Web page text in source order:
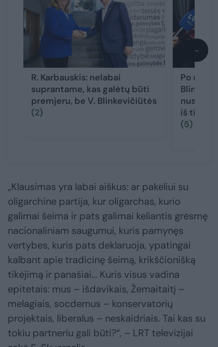
R. Karbauskis: nelabai
suprantame, kas galėtų būti
premjeru, be V. Blinkevičiūtės
(2)
Po
iš tiesų
(5)
→
„Klausimas yra labai aiškus: ar pakeliui su
oligarchine partija, kur oligarchas, kurio
galimai šeima ir pats galimai keliantis grėsmę
nacionaliniam saugumui, kuris pamynęs
vertybes, kuris pats deklaruoja, ypatingai
kalbant apie tradicinę šeimą, krikščionišką
tikėjimą ir panašiai... Kuris visus vadina
epitetais: mus – išdavikais, Žemaitaitį –
melagiais, socdemus – konservatorių
projektais, liberalus – neskaidriais. Tai kas su
tokiu partneriu gali būti?“, – LRT televizijai